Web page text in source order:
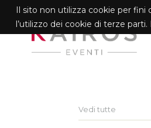
Vedi tutte
Il sito non utilizza cookie per fini
l’utilizzo dei cookie di terze